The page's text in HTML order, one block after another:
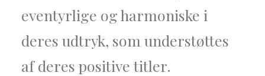
eventyrlige og harmoniske i
deres udtryk, som understøttes
af deres positive titler.